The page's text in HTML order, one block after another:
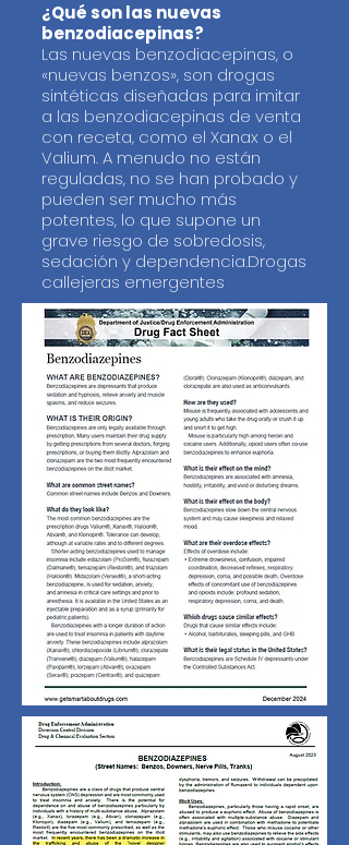
¿Qué son las nuevas
benzodiacepinas?
Las nuevas benzodiacepinas, o
«nuevas benzos», son drogas
sintéticas diseñadas para imitar
a las benzodiacepinas de venta
con receta, como el Xanax o el
Valium. A menudo no están
reguladas, no se han probado y
pueden ser mucho más
potentes, lo que supone un
grave riesgo de sobredosis,
sedación y dependencia.Drogas
callejeras emergentes